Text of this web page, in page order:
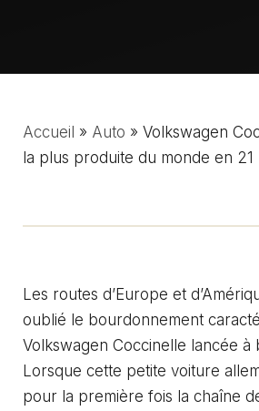
Accueil » Auto » Volkswagen
la plus produite du monde en 21
Les routes d’Europe et
oublié le bourdonnement
Volkswagen Coccinelle lancée à
Lorsque cette petite voiture
pour la première fois la chaîne